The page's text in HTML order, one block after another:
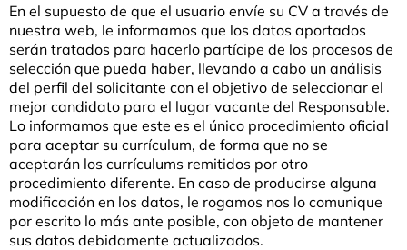
En el supuesto de que el usuario envíe su CV a través de
nuestra web, le informamos que los datos aportados
serán tratados para hacerlo partícipe de los procesos de
selección que pueda haber, llevando a cabo un análisis
del perfil del solicitante con el objetivo de seleccionar el
mejor candidato para el lugar vacante del Responsable.
Lo informamos que este es el único procedimiento oficial
para aceptar su currículum, de forma que no se
aceptarán los currículums remitidos por otro
procedimiento diferente. En caso de producirse alguna
modificación en los datos, le rogamos nos lo comunique
por escrito lo más ante posible, con objeto de mantener
sus datos debidamente actualizados.